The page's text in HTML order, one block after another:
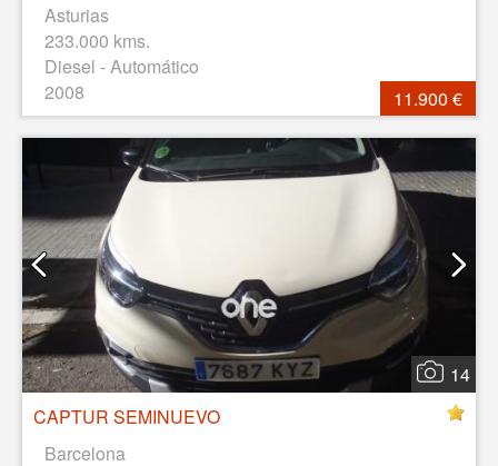
Asturias
233.000 kms.
Diesel - Automático
2008
11.900 €
14
CAPTUR SEMINUEVO
Barcelona